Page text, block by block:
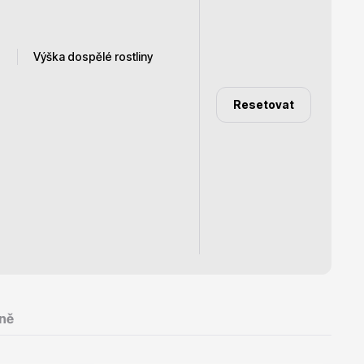
Dárkový poukaz
Výška dospělé rostliny
Resetovat